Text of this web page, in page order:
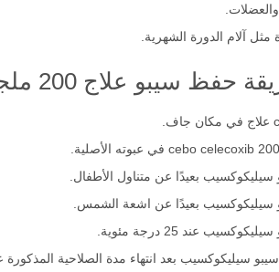
مثل آلام الدورة الشهرية.
سيبو علاج 200 ملجم؟
بعيدًا عن متناول الأطفال.
سيليكوكسيب بعيدًا عن اشعة الشمس.
عند 25 درجة مئوية.
سيليكوكسيب بعد انتهاء مدة الصلاحية المذكورة